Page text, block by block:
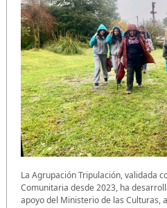
La Agrupación Tripulación, validada
Comunitaria desde 2023, ha
apoyo del Ministerio de las Culturas,